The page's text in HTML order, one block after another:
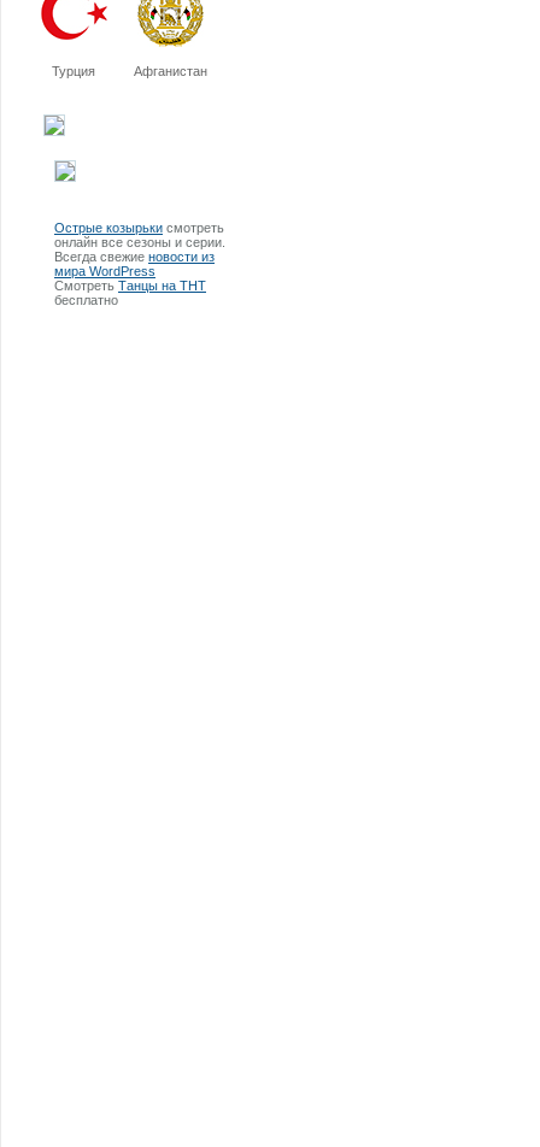
Турция Афганистан
Острые козырьки смотреть
онлайн все сезоны и серии.
Всегда свежие новости из
мира WordPress
Смотреть Танцы на ТНТ
бесплатно